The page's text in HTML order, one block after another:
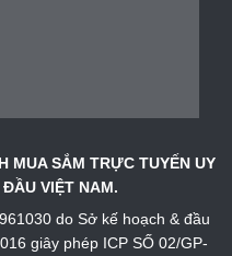
MUA SẮM TRỰC TUYẾN UY
VIỆT NAM.
do Sở kế hoạch & đầu
giây phép ICP SỐ 02/GP-